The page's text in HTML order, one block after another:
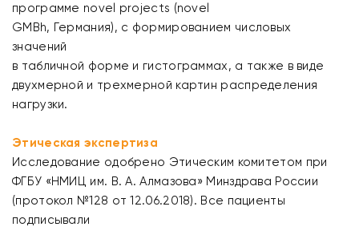
программе novel projects (novel
GMBh, Германия), с формированием числовых
значений
в табличной форме и гистограммах, а также в виде
двухмерной и трехмерной картин распределения
нагрузки.
Этическая экспертиза
Исследование одобрено Этическим комитетом при
ФГБУ «НМИЦ им. В. А. Алмазова» Минздрава России
(протокол №128 от 12.06.2018). Все пациенты
подписывали